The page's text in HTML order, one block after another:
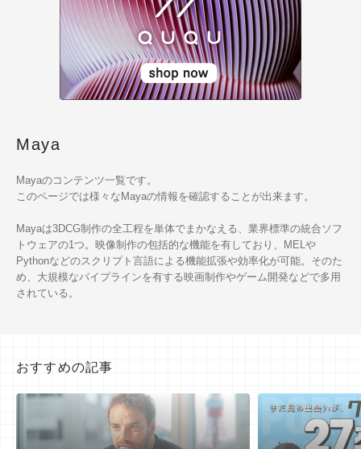
Maya
Mayaのコンテンツ一覧です。
このページでは様々なMayaの情報を確認することが出来ます。
Mayaは3DCG制作の全工程を単体でまかなえる、業界標準の統合ソフ
トウェアの1つ。映像制作の包括的な機能を有しており、MELや
Pythonなどのスクリプト言語による機能拡張や効率化が可能。そのた
め、大規模なパイプラインを有する映画制作やゲーム開発などで多用
されている。
おすすめの記事